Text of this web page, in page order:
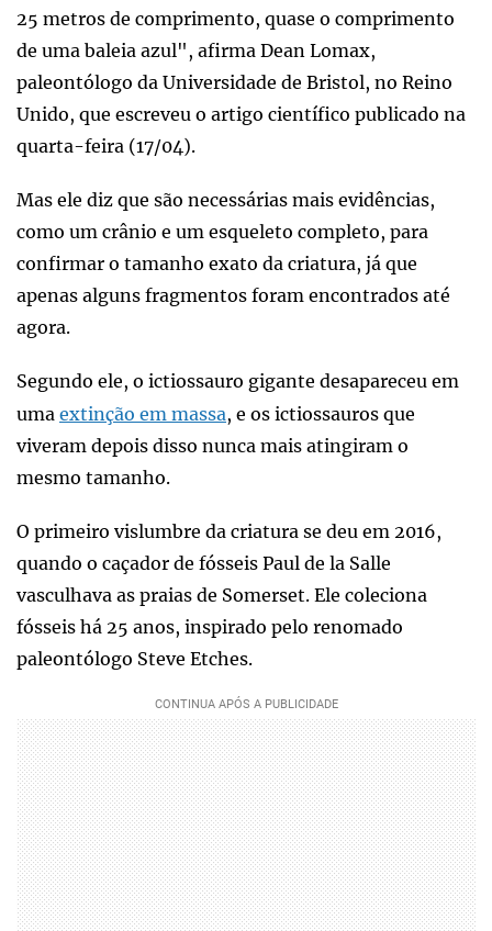
25 metros de comprimento, quase o comprimento
de uma baleia azul", afirma Dean Lomax,
paleontólogo da Universidade de Bristol, no Reino
Unido, que escreveu o artigo científico publicado na
quarta-feira (17/04).
Mas ele diz que são necessárias mais evidências,
como um crânio e um esqueleto completo, para
confirmar o tamanho exato da criatura, já que
apenas alguns fragmentos foram encontrados até
agora.
Segundo ele, o ictiossauro gigante desapareceu em
uma extinção em massa, e os ictiossauros que
viveram depois disso nunca mais atingiram o
mesmo tamanho.
O primeiro vislumbre da criatura se deu em 2016,
quando o caçador de fósseis Paul de la Salle
vasculhava as praias de Somerset. Ele coleciona
fósseis há 25 anos, inspirado pelo renomado
paleontólogo Steve Etches.